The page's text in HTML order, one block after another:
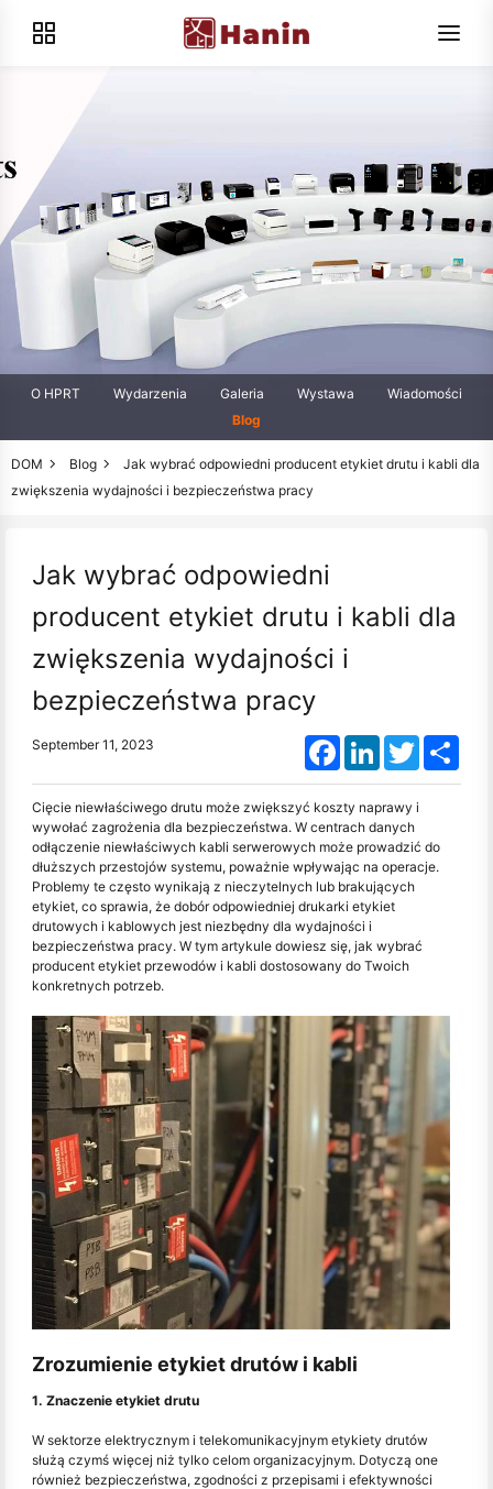
O HPRT Wydarzenia Galeria Wystawa
Wiadomości
Blog
DOM Blog
Jak wybrać odpowiedni producent etykiet drutu i kabli dla
zwiększenia wydajności i bezpieczeństwa pracy
Jak wybrać odpowiedni
producent etykiet drutu i kabli dla
zwiększenia wydajności i
bezpieczeństwa pracy
September 11, 2023 FacebookLinkedInTwitter
Cięcie niewłaściwego drutu może zwiększyć koszty naprawy i
wywołać zagrożenia dla bezpieczeństwa. W centrach danych
odłączenie niewłaściwych kabli serwerowych może prowadzić do
dłuższych przestojów systemu, poważnie wpływając na operacje.
Problemy te często wynikają z nieczytelnych lub brakujących
etykiet, co sprawia, że dobór odpowiedniej drukarki etykiet
drutowych i kablowych jest niezbędny dla wydajności i
bezpieczeństwa pracy. W tym artykule dowiesz się, jak wybrać
producent etykiet przewodów i kabli dostosowany do Twoich
konkretnych potrzeb.
Zrozumienie etykiet drutów i kabli
1. Znaczenie etykiet drutu
W sektorze elektrycznym i telekomunikacyjnym etykiety drutów
służą czymś więcej niż tylko celom organizacyjnym. Dotyczą one
również bezpieczeństwa, zgodności z przepisami i efektywności